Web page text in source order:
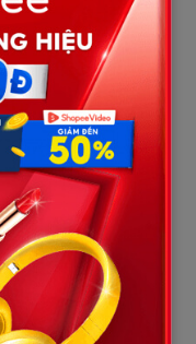
công an xã cũng
vo, nói “dạy con
tôi cực”. Nhưng trước
nghe trơ trọi.
xóm càng sững:
đêm để kiểm tra sức
công an lập hồ sơ
bảo nhau’. Vì chuyện
em.” Anh nói, mắt
thể cãi, nhưng luật